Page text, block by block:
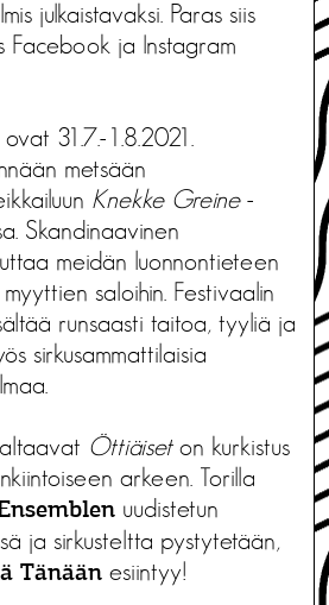
julkaistavaksi. Paras siis
Facebook ja Instagram
31.7.-1.8.2021.
metsään
Knekke Greine-
Skandinaavinen
meidän luonnontieteen
saloihin. Festivaalin
runsaasti taitoa, tyyliä ja
sirkusammattilaisia
Öttiäiseton kurkistus
arkeen. Torilla
uudistetun
ja sirkusteltta pystytetään,
Tänään esiintyy!